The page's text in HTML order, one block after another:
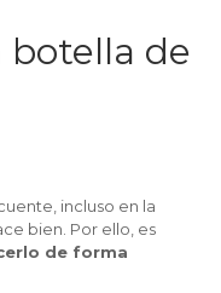
botella de
incluso en la
bien. Por ello, es
de forma